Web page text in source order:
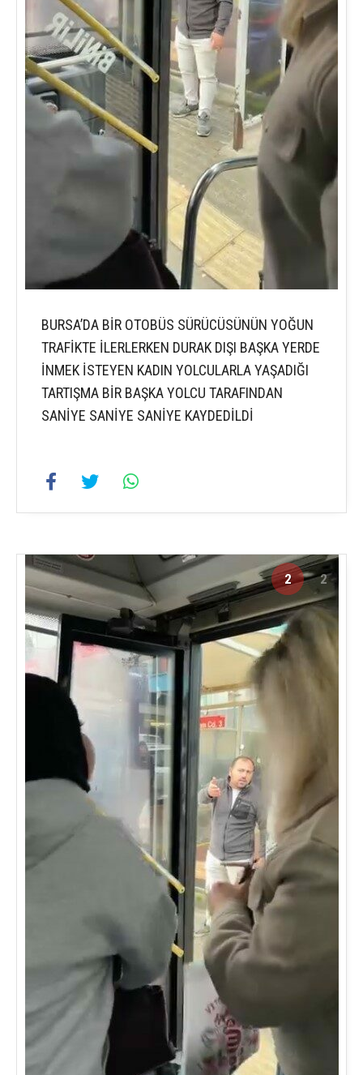
BURSA’DA BİR OTOBÜS SÜRÜCÜSÜNÜN YOĞUN
TRAFİKTE İLERLERKEN DURAK DIŞI BAŞKA YERDE
İNMEK İSTEYEN KADIN YOLCULARLA YAŞADIĞI
TARTIŞMA BİR BAŞKA YOLCU TARAFINDAN
SANİYE SANİYE SANİYE KAYDEDİLDİ
2 2